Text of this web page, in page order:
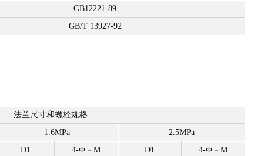
GB12221-89
GB/T 13927-92
法兰尺寸和螺栓规格
1.6MPa
2.5MPa
D1 4-Ф－M D1
4-Ф－M